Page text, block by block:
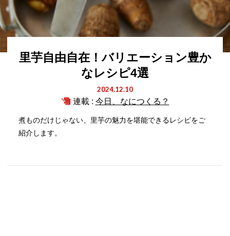
里芋自由自在！バリエーション豊か
なレシピ4選
2024.12.10
連載 : 今日、なにつくる？
煮ものだけじゃない、里芋の魅力を堪能できるレシピをご
紹介します。